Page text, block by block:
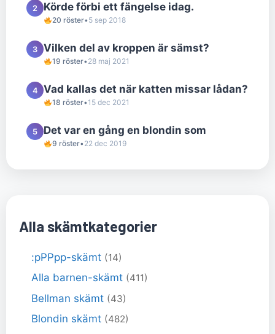
2 Körde förbi ett fängelse idag.
20 röster•5 sep 2018
3 Vilken del av kroppen är sämst?
19 röster•28 maj 2021
4 Vad kallas det när katten missar lådan?
18 röster•15 dec 2021
5 Det var en gång en blondin som
9 röster•22 dec 2019
Alla skämtkategorier
:pPPpp-skämt (14)
Alla barnen-skämt (411)
Bellman skämt (43)
Blondin skämt (482)